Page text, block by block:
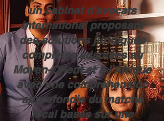
un cabinet d'avocats
international proposant
des solutions juridiques
complètes adaptées au
Moyen-Orient et à l'Afrique
avec une compréhension
approfondie du marché
local basée sur une